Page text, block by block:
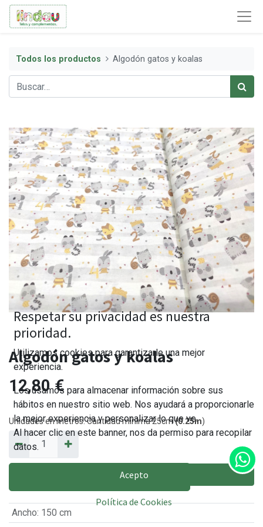
Todos los productos Algodón gatos y koalas
Algodón gatos y koalas
12,80€
Unidades en metros. Cantidad mínima 25cm(0.25m)
AÑADIR AL CARRITO
Ancho: 150 cm
Respetar su privacidad es nuestra
prioridad.
Utilizamos cookies para garantizarle una mejor
experiencia.
Los usamos para almacenar información sobre sus
hábitos en nuestro sitio web. Nos ayudará a proporcionarle
la mejor experiencia y personalizar lo que ve.
Al hacer clic en este banner, nos da permiso para recopilar
datos.
Acepto
Política de Cookies